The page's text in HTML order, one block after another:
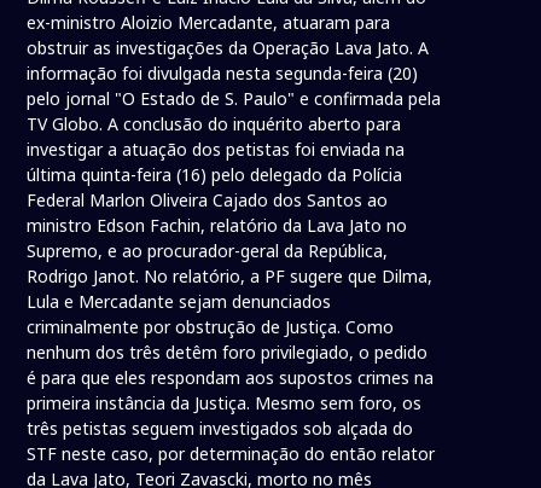
ex-ministro Aloizio Mercadante, atuaram para
obstruir as investigações da Operação Lava Jato. A
informação foi divulgada nesta segunda-feira (20)
pelo jornal "O Estado de S. Paulo" e confirmada pela
TV Globo. A conclusão do inquérito aberto para
investigar a atuação dos petistas foi enviada na
última quinta-feira (16) pelo delegado da Polícia
Federal Marlon Oliveira Cajado dos Santos ao
ministro Edson Fachin, relatório da Lava Jato no
Supremo, e ao procurador-geral da República,
Rodrigo Janot. No relatório, a PF sugere que Dilma,
Lula e Mercadante sejam denunciados
criminalmente por obstrução de Justiça. Como
nenhum dos três detêm foro privilegiado, o pedido
é para que eles respondam aos supostos crimes na
primeira instância da Justiça. Mesmo sem foro, os
três petistas seguem investigados sob alçada do
STF neste caso, por determinação do então relator
da Lava Jato, Teori Zavascki, morto no mês